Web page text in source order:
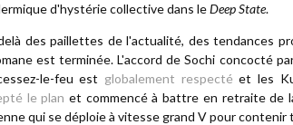
d'hystérie collective dans leDeep State.
des paillettes de l'actualité, des tendances
est terminée. L'accord de Sochi concocté
le-feu est globalement respecté et les
le plan et commencé à battre en retraite de
qui se déploie à vitesse grand V pour